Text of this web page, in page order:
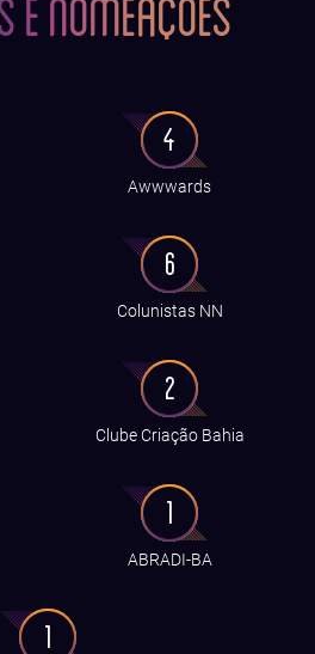
4
Awwwards
6
Colunistas NN
2
Clube Criação Bahia
1
ABRADI-BA
1